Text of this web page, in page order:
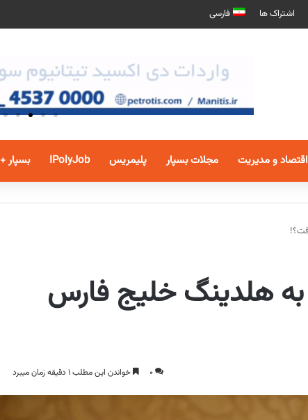
اشتراک ها فارسی
اقتصاد و مدیریت مجلات بسپار پلیمریس IPolyJob بسپار +
عباس زاده از NPC به هلدینگ خلیج فارس
0 خواندن این مطلب 1 دقیقه زمان میبرد